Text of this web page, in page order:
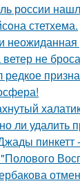
россии
стетхема.
неожиданная
не
редкое
ли удалить
пинкетт